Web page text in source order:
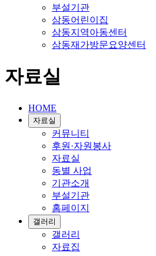
부설기관
삼동어린이집
삼동지역아동센터
삼동재가방문요양센터
자료실
HOME
자료실
커뮤니티
후원·자원봉사
자료실
동별 사업
기관소개
부설기관
홈페이지
갤러리
갤러리
자료집